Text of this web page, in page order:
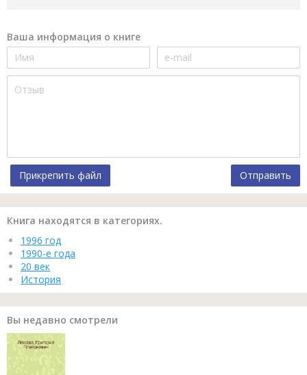
Ваша информация о книге
Прикрепить файл Отправить
Книга находятся в категориях.
1996 год
1990-е года
20 век
История
Вы недавно смотрели